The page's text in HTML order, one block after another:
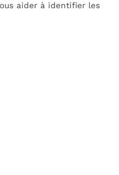
aider à identifier les